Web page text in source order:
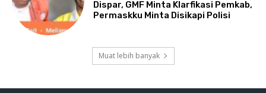
Dispar, GMF Minta Klarfikasi Pemkab,
Permaskku Minta Disikapi Polisi
Muat lebih banyak